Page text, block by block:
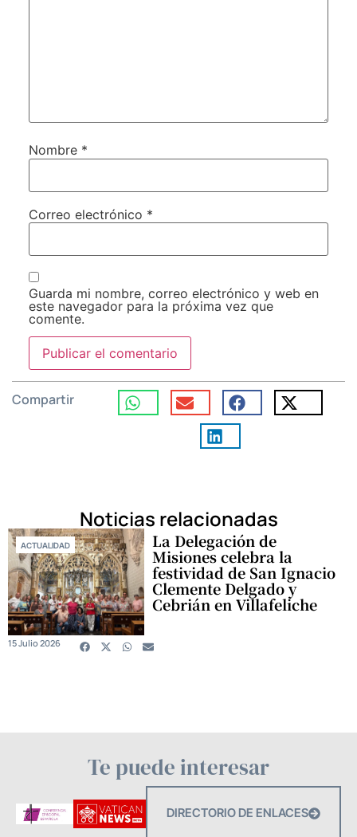
Nombre *
Correo electrónico *
Guarda mi nombre, correo electrónico y web en
este navegador para la próxima vez que
comente.
Compartir
Noticias relacionadas
ACTUALIDAD La Delegación de
Misiones celebra la
festividad de San Ignacio
Clemente Delgado y
Cebrián en Villafeliche
15 Julio 2026
Te puede interesar
DIRECTORIO DE ENLACES